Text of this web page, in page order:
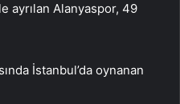
ayrılan Alanyaspor, 49
İstanbul’da oynanan